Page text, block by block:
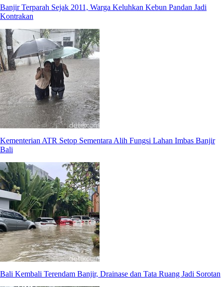
Banjir Terparah Sejak 2011, Warga Keluhkan Kebun Pandan Jadi
Kontrakan
Kementerian ATR Setop Sementara Alih Fungsi Lahan Imbas Banjir
Bali
Bali Kembali Terendam Banjir, Drainase dan Tata Ruang Jadi Sorotan